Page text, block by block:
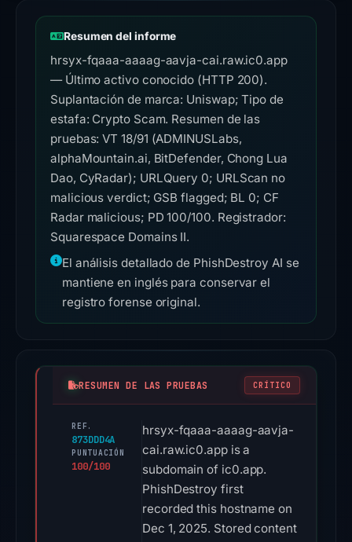
Resumen del informe
hrsyx-fqaaa-aaaag-aavja-cai.raw.ic0.app
— Último activo conocido (HTTP 200).
Suplantación de marca: Uniswap; Tipo de
estafa: Crypto Scam. Resumen de las
pruebas: VT 18/91 (ADMINUSLabs,
alphaMountain.ai, BitDefender, Chong Lua
Dao, CyRadar); URLQuery 0; URLScan no
malicious verdict; GSB flagged; BL 0; CF
Radar malicious; PD 100/100. Registrador:
Squarespace Domains II.
El análisis detallado de PhishDestroy AI se
mantiene en inglés para conservar el
registro forense original.
RESUMEN DE LAS PRUEBAS CRÍTICO
REF.
873DDD4A
PUNTUACIÓN
100/100
hrsyx-fqaaa-aaaag-aavja-
cai.raw.ic0.app is a
subdomain of ic0.app.
PhishDestroy first
recorded this hostname on
Dec 1, 2025. Stored content